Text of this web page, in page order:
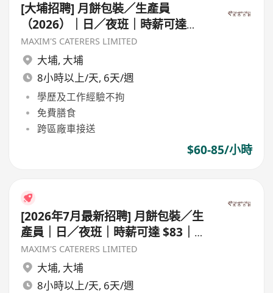
[大埔招聘] 月餅包裝／生產員
（2026）｜日／夜班｜時薪可達
$83｜歡迎暑期工
MAXIM'S CATERERS LIMITED
大埔, 大埔
8小時以上/天, 6天/週
學歷及工作經驗不拘
免費膳食
跨區廠車接送
$60-85/小時
[2026年7月最新招聘] 月餅包裝／生
產員｜日／夜班｜時薪可達 $83｜歡
迎暑期工
MAXIM'S CATERERS LIMITED
大埔, 大埔
8小時以上/天, 6天/週